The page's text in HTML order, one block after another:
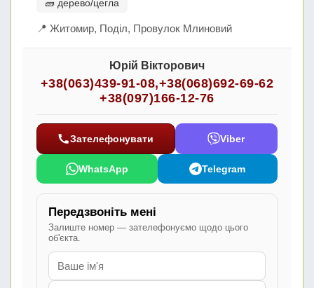
🧱 дерево/цегла
📍 Житомир, Поділ, Провулок Млиновий
Юрій Вікторович
+38(063)439-91-08,+38(068)692-69-62
+38(097)166-12-76
Зателефонувати Viber
WhatsApp Telegram
Передзвоніть мені
Залиште номер — зателефонуємо щодо цього
об'єкта.